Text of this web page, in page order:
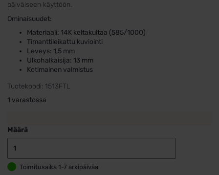
päiväiseen käyttöön.
Ominaisuudet:
Materiaali: 14K keltakultaa (585/1000)
Timanttileikattu kuviointi
Leveys: 1,5 mm
Ulkohalkaisija: 13 mm
Kotimainen valmistus
Tuotekoodi: 1513FTL
1 varastossa
Määrä
Toimitusaika 1-7 arkipäivää